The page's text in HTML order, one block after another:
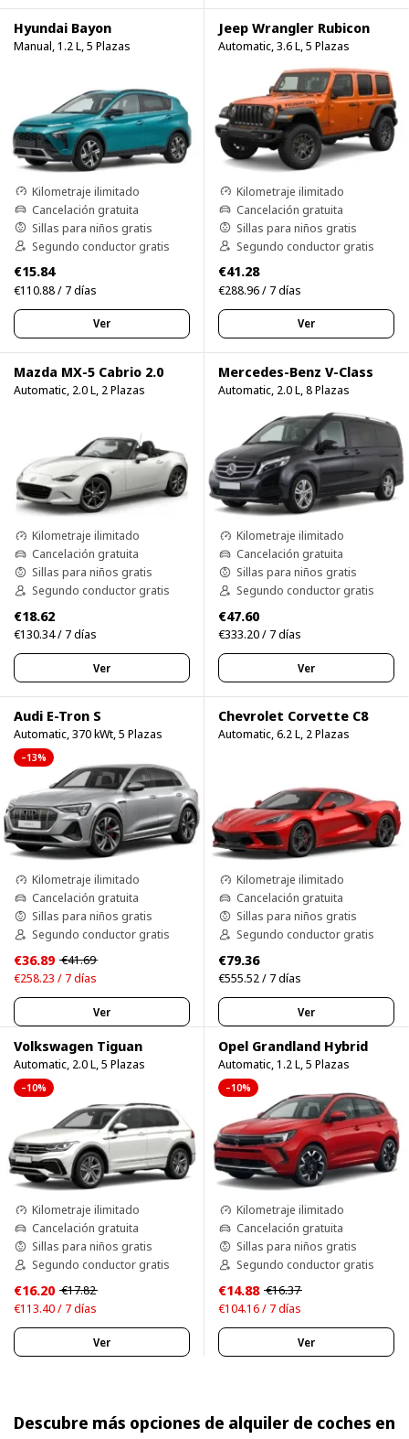
Hyundai Bayon
Manual, 1.2 L, 5 Plazas
Kilometraje ilimitado
Cancelación gratuita
Sillas para niños gratis
Segundo conductor gratis
€15.84
€110.88 / 7 días
Ver
Jeep Wrangler Rubicon
Automatic, 3.6 L, 5 Plazas
Kilometraje ilimitado
Cancelación gratuita
Sillas para niños gratis
Segundo conductor gratis
€41.28
€288.96 / 7 días
Ver
Mazda MX-5 Cabrio 2.0
Automatic, 2.0 L, 2 Plazas
Kilometraje ilimitado
Cancelación gratuita
Sillas para niños gratis
Segundo conductor gratis
€18.62
€130.34 / 7 días
Ver
Mercedes-Benz V-Class
Automatic, 2.0 L, 8 Plazas
Kilometraje ilimitado
Cancelación gratuita
Sillas para niños gratis
Segundo conductor gratis
€47.60
€333.20 / 7 días
Ver
Audi E-Tron S
Automatic, 370 kWt, 5 Plazas
–13%
Kilometraje ilimitado
Cancelación gratuita
Sillas para niños gratis
Segundo conductor gratis
€36.89 €41.69
€258.23 / 7 días
Ver
Chevrolet Corvette C8
Automatic, 6.2 L, 2 Plazas
Kilometraje ilimitado
Cancelación gratuita
Sillas para niños gratis
Segundo conductor gratis
€79.36
€555.52 / 7 días
Ver
Volkswagen Tiguan
Automatic, 2.0 L, 5 Plazas
–10%
Kilometraje ilimitado
Cancelación gratuita
Sillas para niños gratis
Segundo conductor gratis
€16.20 €17.82
€113.40 / 7 días
Ver
Opel Grandland Hybrid
Automatic, 1.2 L, 5 Plazas
–10%
Kilometraje ilimitado
Cancelación gratuita
Sillas para niños gratis
Segundo conductor gratis
€14.88 €16.37
€104.16 / 7 días
Ver
Descubre más opciones de alquiler de coches en